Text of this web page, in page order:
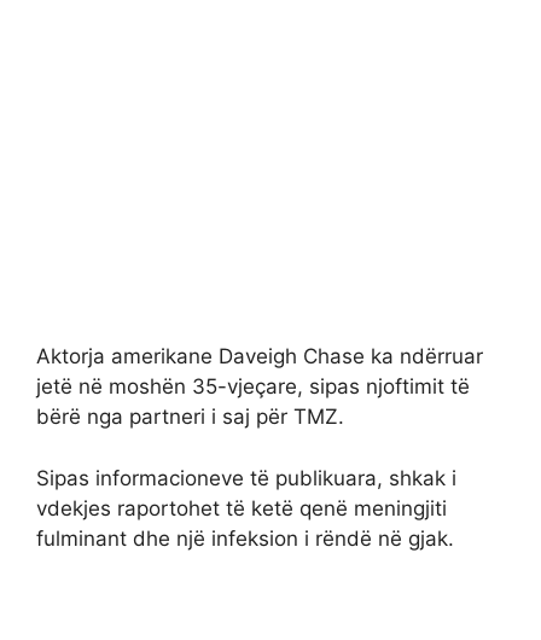
Aktorja amerikane Daveigh Chase ka ndërruar
jetë në moshën 35-vjeçare, sipas njoftimit të
bërë nga partneri i saj për TMZ.
Sipas informacioneve të publikuara, shkak i
vdekjes raportohet të ketë qenë meningjiti
fulminant dhe një infeksion i rëndë në gjak.